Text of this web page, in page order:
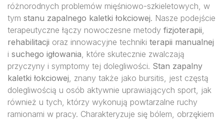
różnorodnych problemów mięśniowo-szkieletowych, w
tym stanu zapalnego kaletki łokciowej. Nasze podejście
terapeutyczne łączy nowoczesne metody fizjoterapii,
rehabilitacji oraz innowacyjne techniki terapii manualnej
i suchego igłowania, które skutecznie zwalczają
przyczyny i symptomy tej dolegliwości. Stan zapalny
kaletki łokciowej, znany także jako bursitis, jest częstą
dolegliwością u osób aktywnie uprawiających sport, jak
również u tych, którzy wykonują powtarzalne ruchy
ramionami w pracy. Charakteryzuje się bólem, obrzękiem